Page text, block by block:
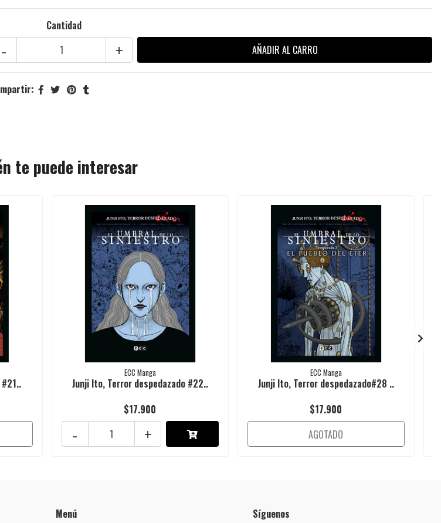
Cantidad
+
-
te puede interesar
ECC Manga
Junji Ito, Terror despedazado #22..
$17.900
+
-
ECC Manga
Junji Ito, Terror despedazado#28 ..
$17.900
AGOTADO
Menú Síguenos